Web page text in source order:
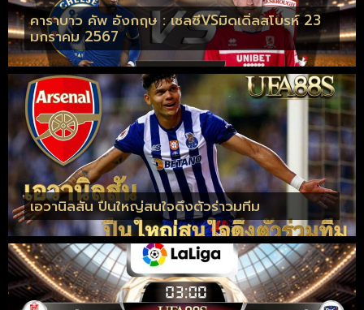
คาราบาว คัพ อังกฤษ : เชลซีVSมิดเดิ่ลสโบรห์ 23
มกราคม 2567
เอวานิลสัน ปืนใหญ่สนใจดึงตัวร่าวมทีม